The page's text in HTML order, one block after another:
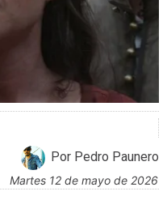
Por Pedro Paunero
martes 12 de mayo de 2026